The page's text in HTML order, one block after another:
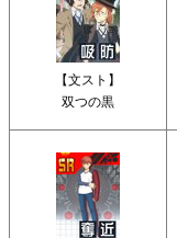
【文スト】
双つの黒